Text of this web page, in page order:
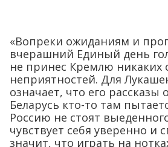
«Вопреки ожиданиям и
вчерашний Единый день
не принес Кремлю никаких
неприятностей. Для
означает, что его рассказы
Беларусь кто-то там
Россию не стоят
чувствует себя уверенно и
значит, что играть на